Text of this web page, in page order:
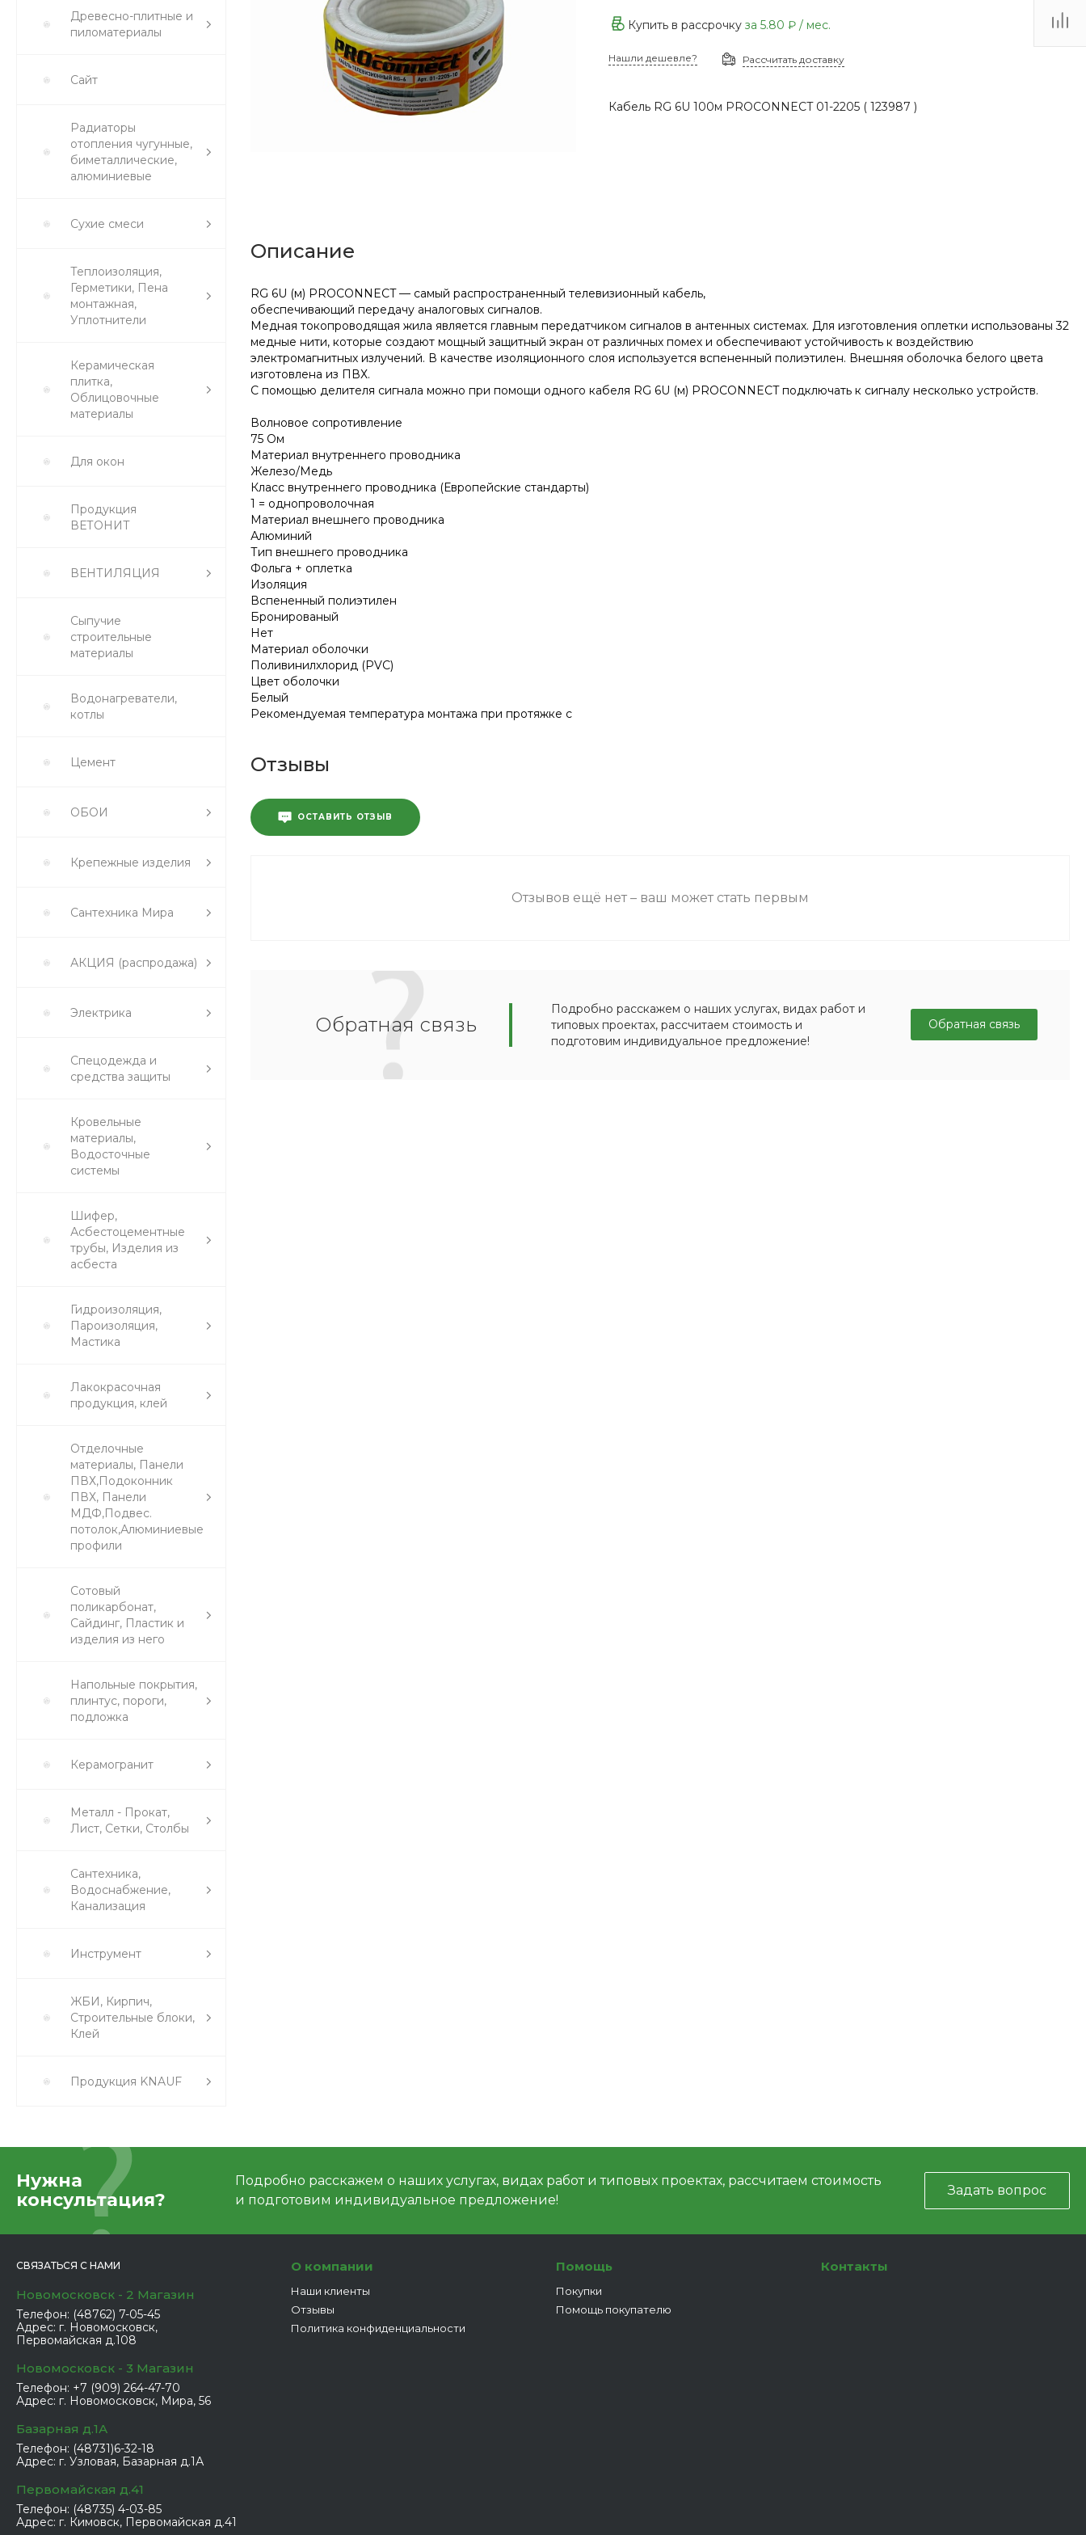
Древесно-плитные и
пиломатериалы
Сайт
Радиаторы
отопления чугунные,
биметаллические,
алюминиевые
Сухие смеси
Теплоизоляция,
Герметики, Пена
монтажная,
Уплотнители
Керамическая
плитка,
Облицовочные
материалы
Для окон
Продукция
ВЕТОНИТ
ВЕНТИЛЯЦИЯ
Сыпучие
строительные
материалы
Водонагреватели,
котлы
Цемент
ОБОИ
Крепежные изделия
Сантехника Мира
АКЦИЯ (распродажа)
Электрика
Спецодежда и
средства защиты
Кровельные
материалы,
Водосточные
системы
Шифер,
Асбестоцементные
трубы, Изделия из
асбеста
Гидроизоляция,
Пароизоляция,
Мастика
Лакокрасочная
продукция, клей
Отделочные
материалы, Панели
ПВХ,Подоконник
ПВХ, Панели
МДФ,Подвес.
потолок,Алюминиевые
профили
Сотовый
поликарбонат,
Сайдинг, Пластик и
изделия из него
Напольные покрытия,
плинтус, пороги,
подложка
Керамогранит
Металл - Прокат,
Лист, Сетки, Столбы
Сантехника,
Водоснабжение,
Канализация
Инструмент
ЖБИ, Кирпич,
Строительные блоки,
Клей
Продукция KNAUF
Купить в рассрочку за 5.80 ₽/ мес.
Нашли дешевле? Рассчитать доставку
Кабель RG 6U 100м PROCONNECT 01-2205 ( 123987 )
Описание
RG 6U (м) PROCONNECT — самый распространенный телевизионный кабель,
обеспечивающий передачу аналоговых сигналов.
Медная токопроводящая жила является главным передатчиком сигналов в антенных системах. Для изготовления оплетки использованы 32
медные нити, которые создают мощный защитный экран от различных помех и обеспечивают устойчивость к воздействию
электромагнитных излучений. В качестве изоляционного слоя используется вспененный полиэтилен. Внешняя оболочка белого цвета
изготовлена из ПВХ.
С помощью делителя сигнала можно при помощи одного кабеля RG 6U (м) PROCONNECT подключать к сигналу несколько устройств.
Волновое сопротивление
75 Ом
Материал внутреннего проводника
Железо/Медь
Класс внутреннего проводника (Европейские стандарты)
1 = однопроволочная
Материал внешнего проводника
Алюминий
Тип внешнего проводника
Фольга + оплетка
Изоляция
Вспененный полиэтилен
Бронированый
Нет
Материал оболочки
Поливинилхлорид (PVC)
Цвет оболочки
Белый
Рекомендуемая температура монтажа при протяжке с
Отзывы
ОСТАВИТЬ ОТЗЫВ
Отзывов ещё нет – ваш может стать первым
Обратная связь
Подробно расскажем о наших услугах, видах работ и
типовых проектах, рассчитаем стоимость и
подготовим индивидуальное предложение!
Обратная связь
Нужна
консультация?
Подробно расскажем о наших услугах, видах работ и типовых проектах, рассчитаем стоимость
и подготовим индивидуальное предложение!
Задать вопрос
СВЯЗАТЬСЯ С НАМИ
Новомосковск - 2 Магазин
Телефон: (48762) 7-05-45
Адрес: г. Новомосковск,
Первомайская д.108
Новомосковск - 3 Магазин
Телефон: +7 (909) 264-47-70
Адрес: г. Новомосковск, Мира, 56
Базарная д.1А
Телефон: (48731)6-32-18
Адрес: г. Узловая, Базарная д.1А
Первомайская д.41
Телефон: (48735) 4-03-85
Адрес: г. Кимовск, Первомайская д.41
О компании
Наши клиенты
Отзывы
Политика конфиденциальности
Помощь
Покупки
Помощь покупателю
Контакты